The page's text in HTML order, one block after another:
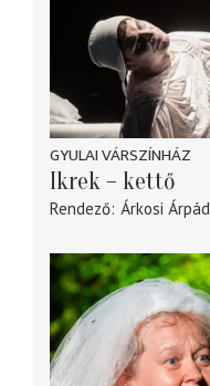
GYULAI VÁRSZÍNHÁZ
Ikrek – kettő
Rendező Árkosi Árpád